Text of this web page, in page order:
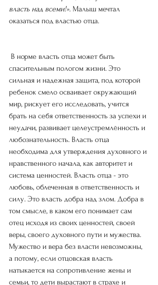
власть над всеми!». Малыш мечтал
оказаться под властью отца.
спасительным пологом жизни. Это
сильная и надежная защита, под которой
ребенок смело осваивает окружающий
мир, рискует его исследовать, учится
брать на себя ответственность за успехи и
неудачи, развивает целеустремлённость и
любознательность. Власть отца
необходима для утверждения духовного и
нравственного начала, как авторитет и
система ценностей. Власть отца - это
любовь, облеченная в ответственность и
силу. Это власть добра над злом. Добра в
том смысле, в каком его понимает сам
отец исходя из своих ценностей, своей
веры, своего духовного пути и мужества.
Мужество и вера без власти невозможны,
а потому, если отцовская власть
натыкается на сопротивление жены и
семьи, то дети вырастают в страхе и